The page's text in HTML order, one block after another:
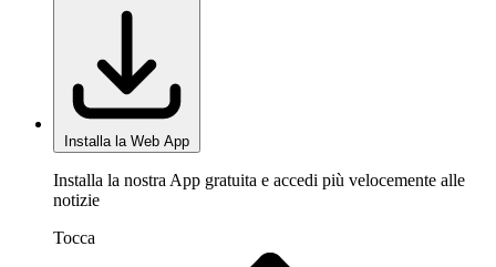
Installa la Web App
Installa la nostra App gratuita e accedi più velocemente alle
notizie
Tocca